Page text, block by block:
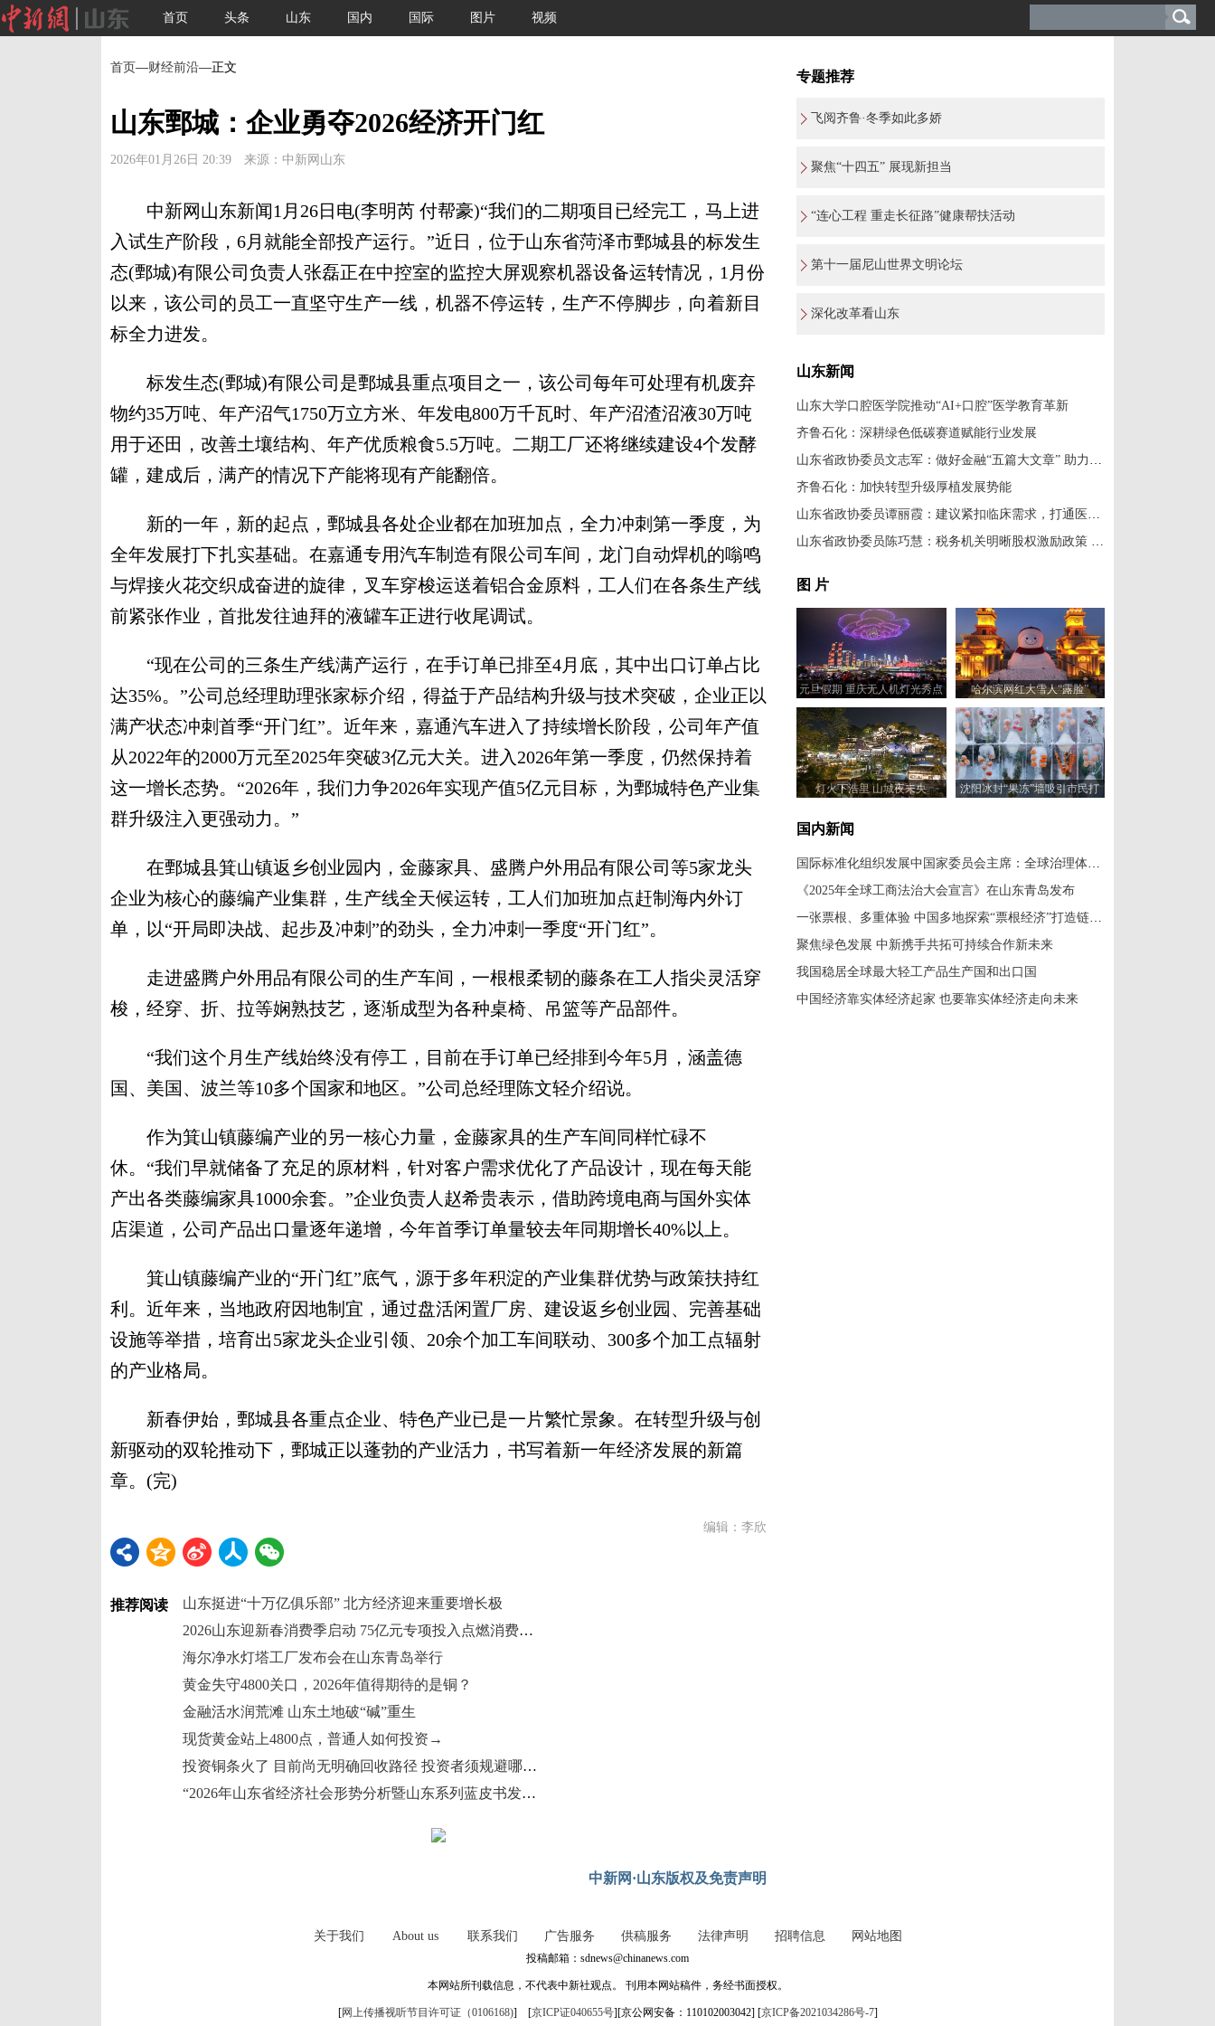
首页 头条 山东 国内 国际 图片 视频
首页—财经前沿—正文
山东鄄城：企业勇夺2026经济开门红
2026年01月26日 20:39 来源：中新网山东
中新网山东新闻1月26日电(李明芮 付帮豪)“我们的二期项目已经完工，马上进
入试生产阶段，6月就能全部投产运行。”近日，位于山东省菏泽市鄄城县的标发生
态(鄄城)有限公司负责人张磊正在中控室的监控大屏观察机器设备运转情况，1月份
以来，该公司的员工一直坚守生产一线，机器不停运转，生产不停脚步，向着新目
标全力进发。
标发生态(鄄城)有限公司是鄄城县重点项目之一，该公司每年可处理有机废弃
物约35万吨、年产沼气1750万立方米、年发电800万千瓦时、年产沼渣沼液30万吨
用于还田，改善土壤结构、年产优质粮食5.5万吨。二期工厂还将继续建设4个发酵
罐，建成后，满产的情况下产能将现有产能翻倍。
新的一年，新的起点，鄄城县各处企业都在加班加点，全力冲刺第一季度，为
全年发展打下扎实基础。在嘉通专用汽车制造有限公司车间，龙门自动焊机的嗡鸣
与焊接火花交织成奋进的旋律，叉车穿梭运送着铝合金原料，工人们在各条生产线
前紧张作业，首批发往迪拜的液罐车正进行收尾调试。
“现在公司的三条生产线满产运行，在手订单已排至4月底，其中出口订单占比
达35%。”公司总经理助理张家标介绍，得益于产品结构升级与技术突破，企业正以
满产状态冲刺首季“开门红”。近年来，嘉通汽车进入了持续增长阶段，公司年产值
从2022年的2000万元至2025年突破3亿元大关。进入2026年第一季度，仍然保持着
这一增长态势。“2026年，我们力争2026年实现产值5亿元目标，为鄄城特色产业集
群升级注入更强动力。”
在鄄城县箕山镇返乡创业园内，金藤家具、盛腾户外用品有限公司等5家龙头
企业为核心的藤编产业集群，生产线全天候运转，工人们加班加点赶制海内外订
单，以“开局即决战、起步及冲刺”的劲头，全力冲刺一季度“开门红”。
走进盛腾户外用品有限公司的生产车间，一根根柔韧的藤条在工人指尖灵活穿
梭，经穿、折、拉等娴熟技艺，逐渐成型为各种桌椅、吊篮等产品部件。
“我们这个月生产线始终没有停工，目前在手订单已经排到今年5月，涵盖德
国、美国、波兰等10多个国家和地区。”公司总经理陈文轻介绍说。
作为箕山镇藤编产业的另一核心力量，金藤家具的生产车间同样忙碌不
休。“我们早就储备了充足的原材料，针对客户需求优化了产品设计，现在每天能
产出各类藤编家具1000余套。”企业负责人赵希贵表示，借助跨境电商与国外实体
店渠道，公司产品出口量逐年递增，今年首季订单量较去年同期增长40%以上。
箕山镇藤编产业的“开门红”底气，源于多年积淀的产业集群优势与政策扶持红
利。近年来，当地政府因地制宜，通过盘活闲置厂房、建设返乡创业园、完善基础
设施等举措，培育出5家龙头企业引领、20余个加工车间联动、300多个加工点辐射
的产业格局。
新春伊始，鄄城县各重点企业、特色产业已是一片繁忙景象。在转型升级与创
新驱动的双轮推动下，鄄城正以蓬勃的产业活力，书写着新一年经济发展的新篇
章。(完)
编辑：李欣
推荐阅读
山东挺进“十万亿俱乐部” 北方经济迎来重要增长极
2026山东迎新春消费季启动 75亿元专项投入点燃消费热潮
海尔净水灯塔工厂发布会在山东青岛举行
黄金失守4800关口，2026年值得期待的是铜？
金融活水润荒滩 山东土地破“碱”重生
现货黄金站上4800点，普通人如何投资→
投资铜条火了 目前尚无明确回收路径 投资者须规避哪些风险
“2026年山东省经济社会形势分析暨山东系列蓝皮书发布会”在济南举办
中新网·山东版权及免责声明
专题推荐
飞阅齐鲁·冬季如此多娇
聚焦“十四五” 展现新担当
“连心工程 重走长征路”健康帮扶活动
第十一届尼山世界文明论坛
深化改革看山东
山东新闻
山东大学口腔医学院推动“AI+口腔”医学教育革新
齐鲁石化：深耕绿色低碳赛道赋能行业发展
山东省政协委员文志军：做好金融“五篇大文章” 助力山东高质量发展
齐鲁石化：加快转型升级厚植发展势能
山东省政协委员谭丽霞：建议紧扣临床需求，打通医工转化“最后一公里”
山东省政协委员陈巧慧：税务机关明晰股权激励政策 激活人才创新动能
图 片
元旦假期 重庆无人机灯光秀点
亮绚丽夜空
哈尔滨网红大雪人“露脸”
灯火下浩里 山城夜未央
沈阳冰封“果冻”墙吸引市民打
国内新闻
国际标准化组织发展中国家委员会主席：全球治理体系改革应共建共享
《2025年全球工商法治大会宣言》在山东青岛发布
一张票根、多重体验 中国多地探索“票根经济”打造链式消费新场景
聚焦绿色发展 中新携手共拓可持续合作新未来
我国稳居全球最大轻工产品生产国和出口国
中国经济靠实体经济起家 也要靠实体经济走向未来
关于我们 About us 联系我们 广告服务 供稿服务 法律声明 招聘信息 网站地图
投稿邮箱：sdnews@chinanews.com
本网站所刊载信息，不代表中新社观点。 刊用本网站稿件，务经书面授权。
[网上传播视听节目许可证（0106168)] [京ICP证040655号][京公网安备：110102003042] [京ICP备2021034286号-7]